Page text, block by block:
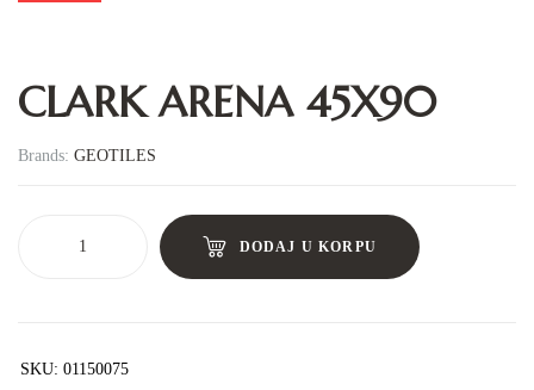
CLARK ARENA 45X90
Brands: GEOTILES
DODAJ U KORPU
SKU: 01150075